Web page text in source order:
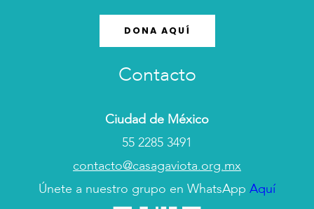
DONA AQUÍ
Contacto
Ciudad de México
55 2285 3491
contacto@casagaviota.org.mx
Únete a nuestro grupo en WhatsApp Aquí